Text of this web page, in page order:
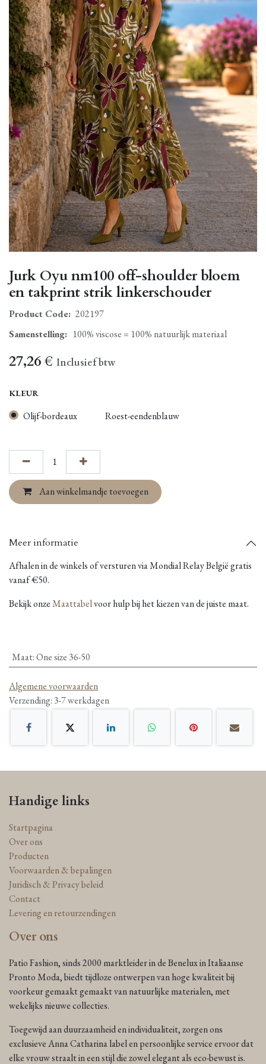
Jurk Oyu nm100 off-shoulder bloem
en takprint strik linkerschouder
Product Code: 202197
Samenstelling: 100% viscose = 100% natuurlijk materiaal
27,26€ Inclusief btw
KLEUR
Olijf-bordeaux Roest-eendenblauw
Aan winkelmandje toevoegen
Meer informatie
Afhalen in de winkels of versturen via Mondial Relay België gratis
vanaf €50.
Bekijk onzeMaattabelvoor hulp bij het kiezen van de juiste maat.
Maat:One size 36-50
Algemene voorwaarden
Verzending: 3-7 werkdagen
Handige links
Startpagina
Over ons
Producten
Voorwaarden & bepalingen
Juridisch & Privacy beleid
Contact
Levering en retourzendingen
Over ons
Patio Fashion, sinds 2000 marktleider in de Benelux in Italiaanse
Pronto Moda, biedt tijdloze ontwerpen van hoge kwaliteit bij
voorkeur gemaakt gemaakt van natuurlijke materialen, met
wekelijks nieuwe collecties.
Toegewijd aan duurzaamheid en individualiteit, zorgen ons
exclusieve Anna Catharina label en persoonlijke service ervoor dat
elke vrouw straalt in een stijl die zowel elegant als eco-bewust is.